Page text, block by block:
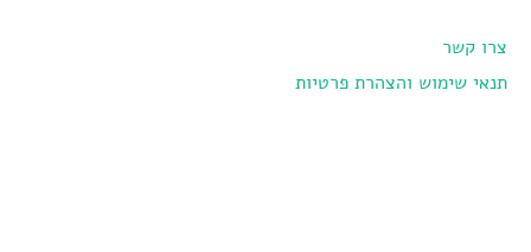
צרו קשר
תנאי שימוש והצהרת פרטיות